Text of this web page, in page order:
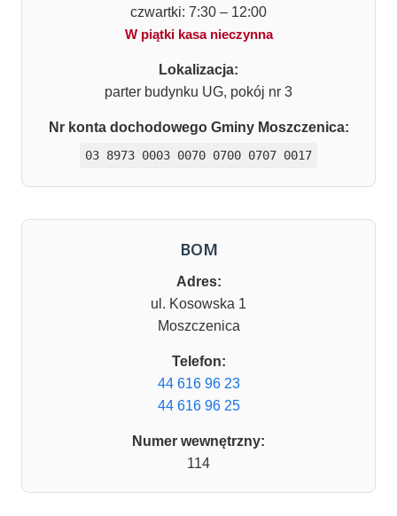
czwartki: 7:30 – 12:00
W piątki kasa nieczynna
Lokalizacja:
parter budynku UG, pokój nr 3
Nr konta dochodowego Gminy Moszczenica:
03 8973 0003 0070 0700 0707 0017
BOM
Adres:
ul. Kosowska 1
Moszczenica
Telefon:
44 616 96 23
44 616 96 25
Numer wewnętrzny:
114